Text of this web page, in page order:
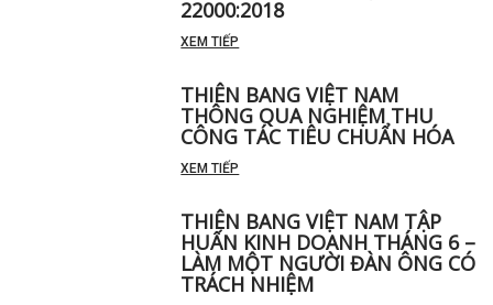
22000:2018
XEM TIẾP
THIÊN BANG VIỆT NAM
THÔNG QUA NGHIỆM THU
CÔNG TÁC TIÊU CHUẨN HÓA
XEM TIẾP
THIÊN BANG VIỆT NAM TẬP
HUẤN KINH DOANH THÁNG 6 –
LÀM MỘT NGƯỜI ĐÀN ÔNG CÓ
TRÁCH NHIỆM